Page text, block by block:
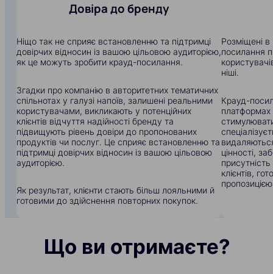
Довіра до бренду
Ніщо так не сприяє встановленню та підтримці
довірчих відносин із вашою цільовою аудиторією,
як це можуть зробити крауд-посилання.
Згадки про компанію в авторитетних тематичних
спільнотах у галузі напоїв, залишені реальними
користувачами, викликають у потенційних
клієнтів відчуття надійності бренду та
підвищують рівень довіри до пропонованих
продуктів чи послуг. Це сприяє встановленню та
підтримці довірчих відносин із вашою цільовою
аудиторією.
Як результат, клієнти стають більш лояльними й
готовими до здійснення повторних покупок.
Розміщені в
посилання
ніші.
Крауд-
цінності,
клієнтів,
Що ви отримаєте?